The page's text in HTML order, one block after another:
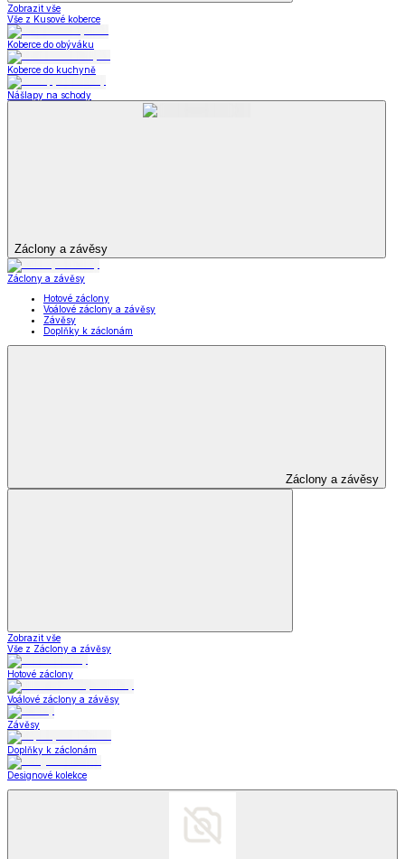
Zobrazit vše
Vše z Kusové koberce
Koberce do obýváku
Koberce do kuchyně
Nášlapy na schody
Záclony a závěsy
Záclony a závěsy
Hotové záclony
Voálové záclony a závěsy
Závěsy
Doplňky k záclonám
Záclony a závěsy
Zobrazit vše
Vše z Záclony a závěsy
Hotové záclony
Voálové záclony a závěsy
Závěsy
Doplňky k záclonám
Designové kolekce